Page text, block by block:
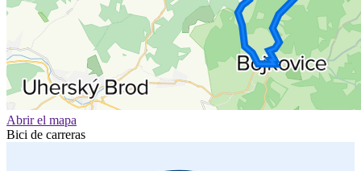
Abrir el mapa
Bici de carreras